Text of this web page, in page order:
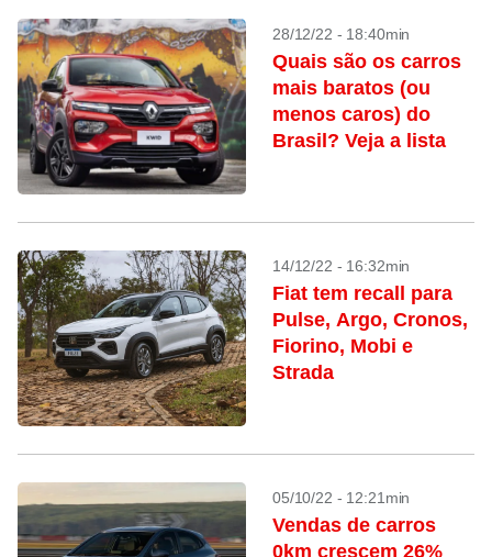
28/12/22 - 18:40min
Quais são os carros
mais baratos (ou
menos caros) do
Brasil? Veja a lista
14/12/22 - 16:32min
Fiat tem recall para
Pulse, Argo, Cronos,
Fiorino, Mobi e
Strada
05/10/22 - 12:21min
Vendas de carros
0km crescem 26%